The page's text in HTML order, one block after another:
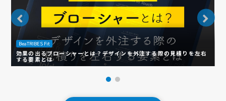
BeaTRIBES Fit
効果の出るブローシャーとは？デザインを外注する際の見積りを左右
する要素とは